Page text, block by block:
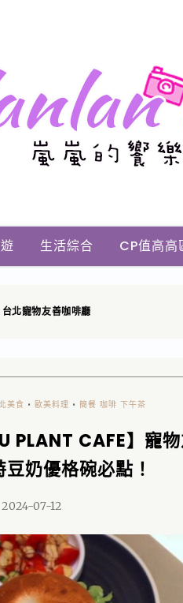
生活綜合 CP值高高
北寵物友善咖啡廳
美食 •歐美料理 •簡餐 咖啡 下午茶
PLANT CAFE】寵
奶優格碗必點！
2024-07-12